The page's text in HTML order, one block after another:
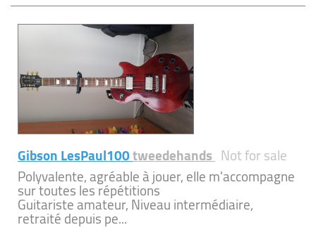
Gibson LesPaul100tweedehands Not for sale
Polyvalente, agréable à jouer, elle m'accompagne
sur toutes les répétitions
Guitariste amateur, Niveau intermédiaire,
retraité depuis pe...